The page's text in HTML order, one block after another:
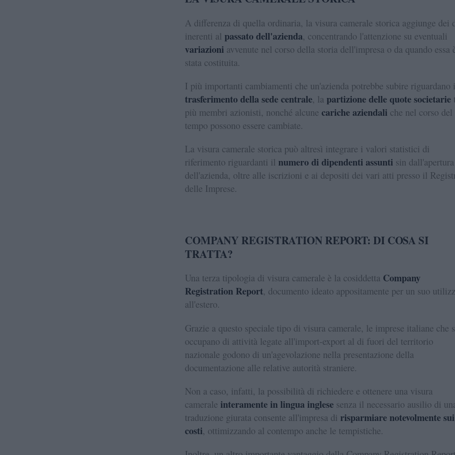
A differenza di quella ordinaria, la visura camerale storica aggiunge dei
inerenti al passato dell'azienda, concentrando l'attenzione su eventuali
variazioni avvenute nel corso della storia dell'impresa o da quando essa
stata costituita.
I più importanti cambiamenti che un'azienda potrebbe subire riguardano
trasferimento della sede centrale, la partizione delle quote societarie
più membri azionisti, nonché alcune cariche aziendali che nel corso del
tempo possono essere cambiate.
La visura camerale storica può altresì integrare i valori statistici di
riferimento riguardanti il numero di dipendenti assunti sin dall'apertura
dell'azienda, oltre alle iscrizioni e ai depositi dei vari atti presso il
delle Imprese.
COMPANY REGISTRATION REPORT: DI COSA SI
TRATTA?
Una terza tipologia di visura camerale è la cosiddetta Company
Registration Report, documento ideato appositamente per un suo
all'estero.
Grazie a questo speciale tipo di visura camerale, le imprese italiane che
occupano di attività legate all'import-export al di fuori del territorio
nazionale godono di un'agevolazione nella presentazione della
documentazione alle relative autorità straniere.
Non a caso, infatti, la possibilità di richiedere e ottenere una visura
camerale interamente in lingua inglese senza il necessario ausilio di
traduzione giurata consente all'impresa di risparmiare notevolmente sui
costi, ottimizzando al contempo anche le tempistiche.